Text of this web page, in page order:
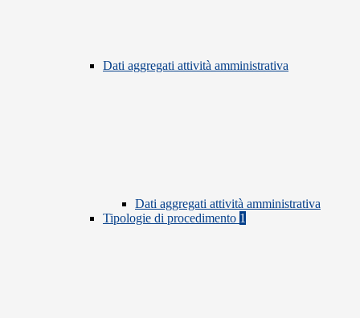
Dati aggregati attività amministrativa
Dati aggregati attività amministrativa
Tipologie di procedimento 1